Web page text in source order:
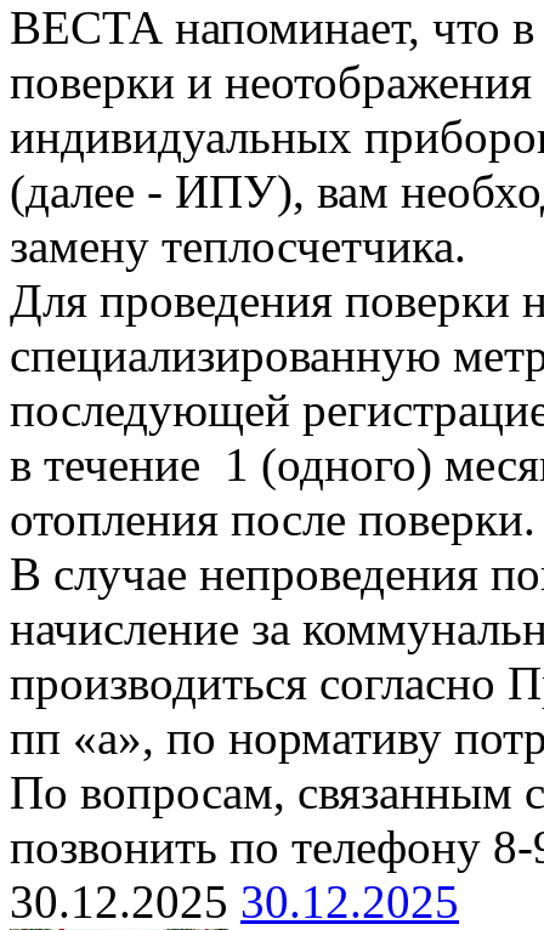
ВЕСТА напоминает, что в
поверки и
индивидуальных
(далее - ИПУ), вам
замену теплосчетчика.
Для проведения поверки
специализированную
последующей
в течение 1 (одного)
отопления после поверки.
В случае непроведения
начисление за
производиться
пп «а», по нормативу
По вопросам, связанным
позвонить по телефону
30.12.2025 30.12.2025